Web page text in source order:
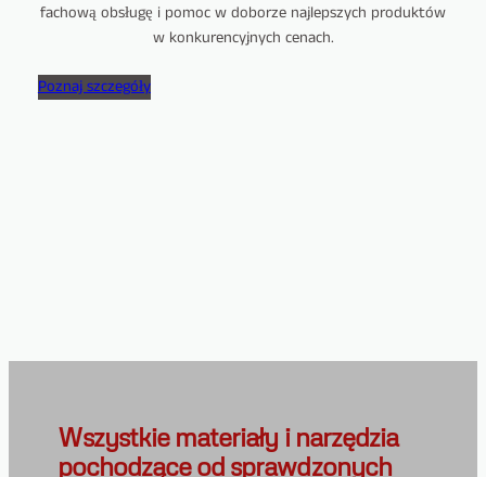
fachową obsługę i pomoc w doborze najlepszych produktów
w konkurencyjnych cenach.
Poznaj szczegóły
Wszystkie materiały i narzędzia
pochodzące od sprawdzonych